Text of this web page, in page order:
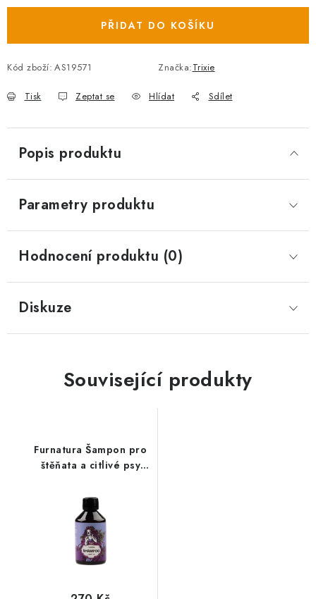
PŘIDAT DO KOŠÍKU
Kód zboží: AS19571 Značka:Trixie
Tisk Zeptat se Hlídat Sdílet
Popis produktu
Parametry produktu
Hodnocení produktu (0)
Diskuze
Související produkty
Furnatura Šampon pro
štěňata a citlivé psy